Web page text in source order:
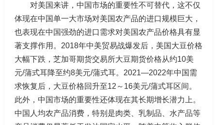
对美国来讲，中国市场的重要性不可替代，这不仅
体现在中国单一大市场对美国农产品的进口规模巨大，
也表现在中国强劲的进口需求对美国农产品价格具有显
著支撑作用。2018年中美贸易战爆发后，美国大豆价格
大幅下跌，芝加哥期货交易所大豆期货价格从约10美
元/蒲式耳降至约8美元/蒲式耳。2021—2022年中国需
求恢复后，大豆价格回升至12～16美元/蒲式耳区间。
此外，中国市场的重要性还体现在其长期增长潜力上。
中国人均农产品消费，特别是肉类、乳制品、水产品等